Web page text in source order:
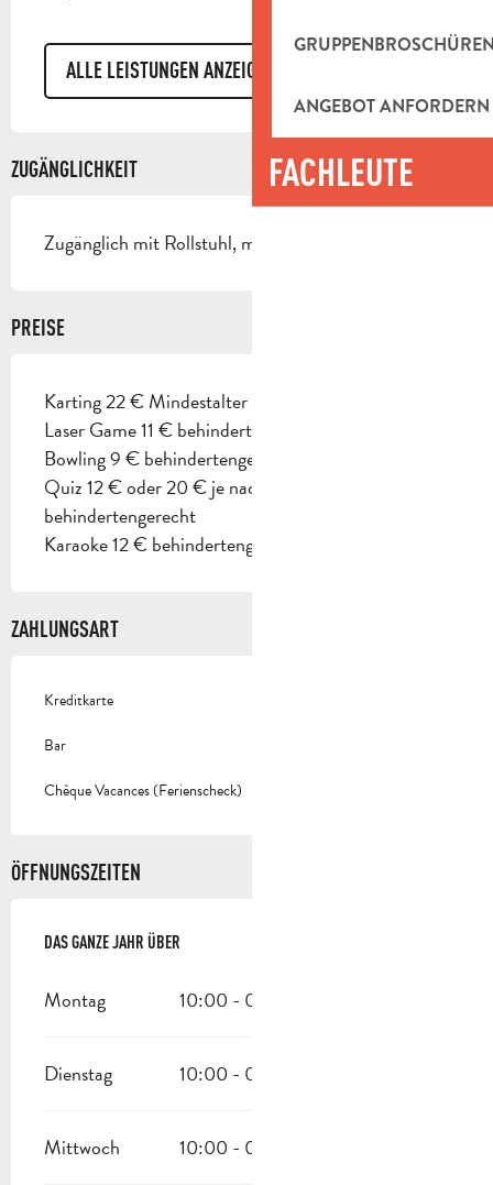
ANGEBOT ANFORDERN
FACHLEUTE
ALLE LEISTUNGEN ANZEIGEN
ZUGÄNGLICHKEIT
Zugänglich mit Rollstuhl, mit Hilfe
PREISE
Karting 22 € Mindestalter 7 Jahre und 1,30 m.
Laser Game 11 € behindertengerecht
Bowling 9 € behindertengerecht
Quiz 12 € oder 20 € je nach Zeit,
behindertengerecht
Karaoke 12 € behindertengerecht.
ZAHLUNGSART
Kreditkarte
Bar
Chèque Vacances (Ferienscheck)
ÖFFNUNGSZEITEN
DAS GANZE JAHR ÜBER
DAS GANZE JAHR ÜBER
Montag 10:00 - 00:00
Dienstag 10:00 - 00:00
Mittwoch 10:00 - 00:00